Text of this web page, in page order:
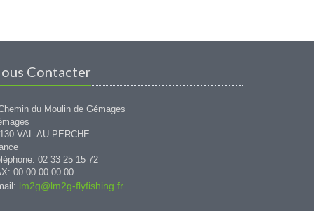
Contacter
du Moulin de Gémages
VAL-AU-PERCHE
02 33 25 15 72
00 00 00 00 00
lm2g@lm2g-flyfishing.fr